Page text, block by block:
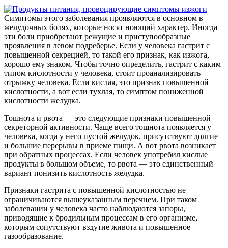
Симптомы этого заболевания проявляются в основном в
желудочных болях, которые носят ноющий характер. Иногда
эти боли приобретают режущие и приступообразные
проявления в левом подреберье. Если у человека гастрит с
повышенной секрецией, то такой его признак, как изжога,
хорошо ему знаком. Чтобы точно определить, гастрит с каким
типом кислотности у человека, стоит проанализировать
отрыжку человека. Если кислая, это признак повышенной
кислотности, а вот если тухлая, то симптом пониженной
кислотности желудка.
Тошнота и рвота — это следующие признаки повышенной
секреторной активности. Чаще всего тошнота появляется у
человека, когда у него пустой желудок, присутствуют долгие
и большие перерывы в приеме пищи. А вот рвота возникает
при обратных процессах. Если человек употребил кислые
продукты в большом объеме, то рвота — это единственный
вариант понизить кислотность желудка.
Признаки гастрита с повышенной кислотностью не
ограничиваются вышеуказанным перечнем. При таком
заболевании у человека часто наблюдаются запоры,
приводящие к бродильным процессам в его организме,
которым сопутствуют вздутие живота и повышенное
газообразование.